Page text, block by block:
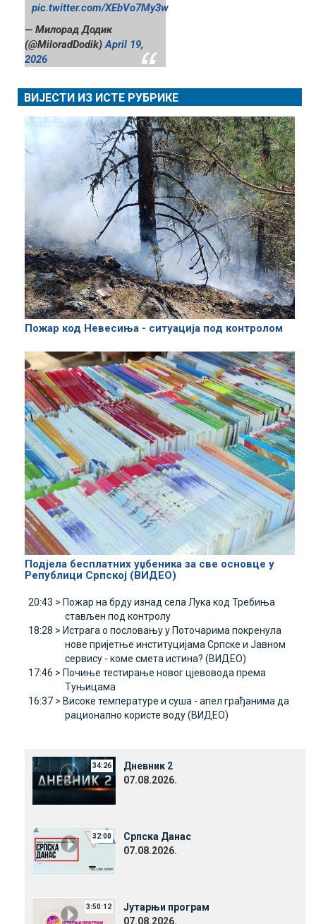
pic.twitter.com/XEbVo7My3w
— Милорад Додик
(@MiloradDodik)April 19,
2026
ВИЈЕСТИ ИЗ ИСТЕ РУБРИКЕ
Пожар код Невесиња - ситуација под контролом
Подјела бесплатних уџбеника за све основце у
Републици Српској (ВИДЕО)
20:43 > Пожар на брду изнад села Лука код Требиња
стављен под контролу
18:28 > Истрага о пословању у Поточарима покренула
нове пријетње институцијама Српске и Јавном
сервису - коме смета истина? (ВИДЕО)
17:46 > Почиње тестирање новог цјевовода према
Туњицама
16:37 > Високе температуре и суша - апел грађанима да
рационално користе воду (ВИДЕО)
34:26
Дневник 2
07.08.2026.
32:00
Српска Данас
07.08.2026.
3:50:12
Јутарњи програм
07.08.2026.